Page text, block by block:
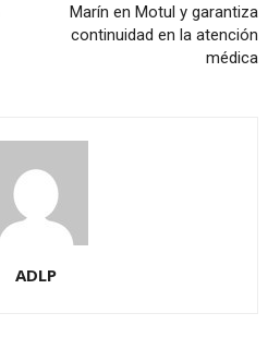
Marín en Motul y garantiza
continuidad en la atención
médica
ADLP